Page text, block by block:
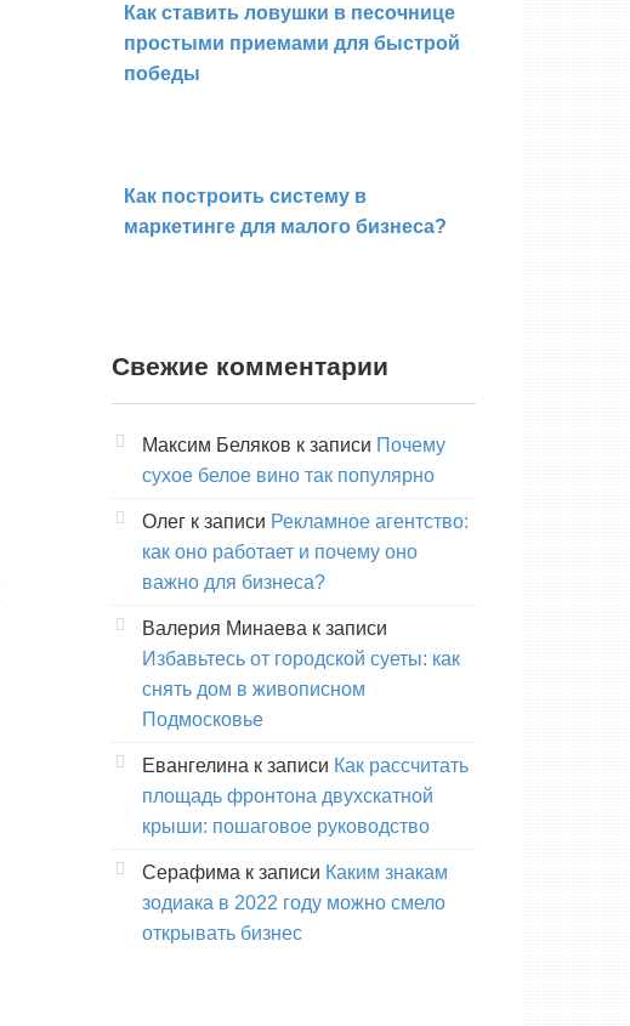
Как ставить ловушки в песочнице
простыми приемами для быстрой
победы
Как построить систему в
маркетинге для малого бизнеса?
Свежие комментарии
Максим Беляков к записи Почему
сухое белое вино так популярно
Олег к записи Рекламное агентство:
как оно работает и почему оно
важно для бизнеса?
Валерия Минаева к записи
Избавьтесь от городской суеты: как
снять дом в живописном
Подмосковье
Евангелина к записи Как рассчитать
площадь фронтона двухскатной
крыши: пошаговое руководство
Серафима к записи Каким знакам
зодиака в 2022 году можно смело
открывать бизнес